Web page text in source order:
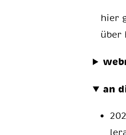
hier
über
an